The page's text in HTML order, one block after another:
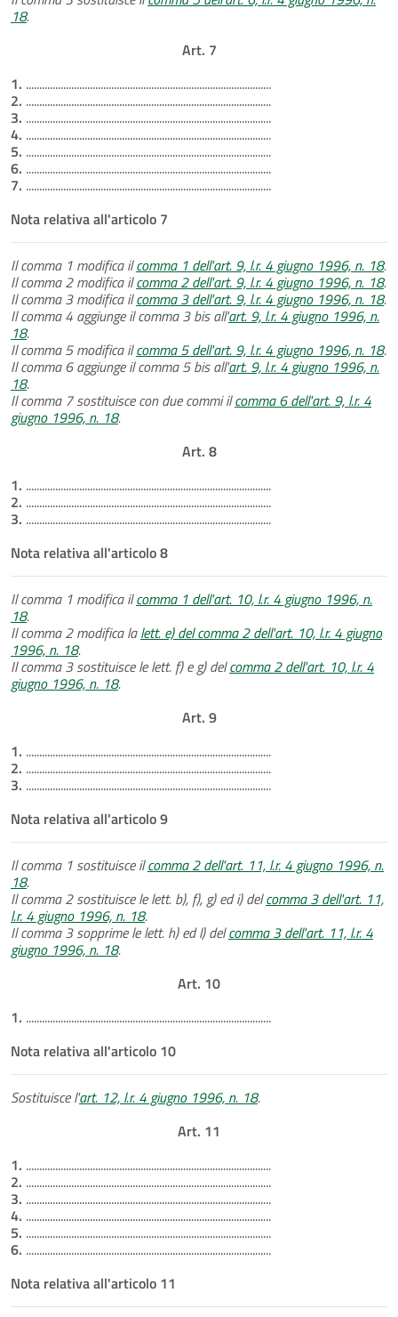
18.
Art. 7
1. ............................................................................................
2. ............................................................................................
3. ............................................................................................
4. ............................................................................................
5. ............................................................................................
6. ............................................................................................
7. ............................................................................................
Nota relativa all'articolo 7
Il comma 1 modifica ilcomma 1 dell'art. 9, l.r. 4 giugno 1996, n. 18.
Il comma 2 modifica ilcomma 2 dell'art. 9, l.r. 4 giugno 1996, n. 18.
Il comma 3 modifica ilcomma 3 dell'art. 9, l.r. 4 giugno 1996, n. 18.
Il comma 4 aggiunge il comma 3 bis all'art. 9, l.r. 4 giugno 1996, n.
18.
Il comma 5 modifica ilcomma 5 dell'art. 9, l.r. 4 giugno 1996, n. 18.
Il comma 6 aggiunge il comma 5 bis all'art. 9, l.r. 4 giugno 1996, n.
18.
Il comma 7 sostituisce con due commi ilcomma 6 dell'art. 9, l.r. 4
giugno 1996, n. 18.
Art. 8
1. ............................................................................................
2. ............................................................................................
3. ............................................................................................
Nota relativa all'articolo 8
Il comma 1 modifica ilcomma 1 dell'art. 10, l.r. 4 giugno 1996, n.
18.
Il comma 2 modifica lalett. e) del comma 2 dell'art. 10, l.r. 4 giugno
1996, n. 18.
Il comma 3 sostituisce le lett. f) e g) delcomma 2 dell'art. 10, l.r. 4
giugno 1996, n. 18.
Art. 9
1. ............................................................................................
2. ............................................................................................
3. ............................................................................................
Nota relativa all'articolo 9
Il comma 1 sostituisce ilcomma 2 dell'art. 11, l.r. 4 giugno 1996, n.
18.
Il comma 2 sostituisce le lett. b), f), g) ed i) delcomma 3 dell'art. 11,
l.r. 4 giugno 1996, n. 18.
Il comma 3 sopprime le lett. h) ed l) delcomma 3 dell'art. 11, l.r. 4
giugno 1996, n. 18.
Art. 10
1. ............................................................................................
Nota relativa all'articolo 10
Sostituisce l'art. 12, l.r. 4 giugno 1996, n. 18.
Art. 11
1. ............................................................................................
2. ............................................................................................
3. ............................................................................................
4. ............................................................................................
5. ............................................................................................
6. ............................................................................................
Nota relativa all'articolo 11